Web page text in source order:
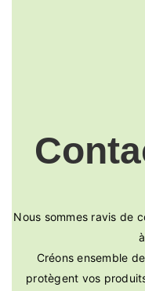
Nous sommes ravis de
Créons ensemble
protègent vos